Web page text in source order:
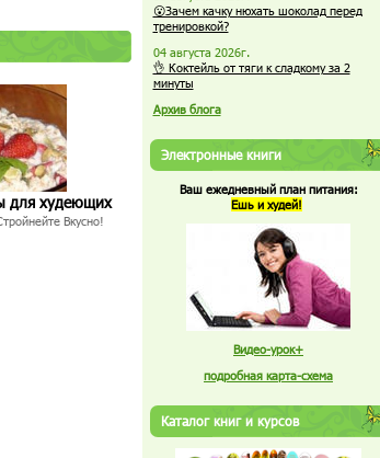
для худеющих
Вкусно!
😮Зачем качку нюхать шоколад перед
тренировкой?
04 августа 2026г.
👌 Коктейль от тяги к сладкому за 2
минуты
Архив блога
Электронные книги
Ваш ежедневный план питания:
Ешь и худей!
Видео-урок+
подробная карта-схема
Каталог книг и курсов